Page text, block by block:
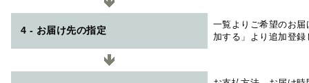
4 - お届け先の指定
一覧よりご希望のお
加する」より追加登